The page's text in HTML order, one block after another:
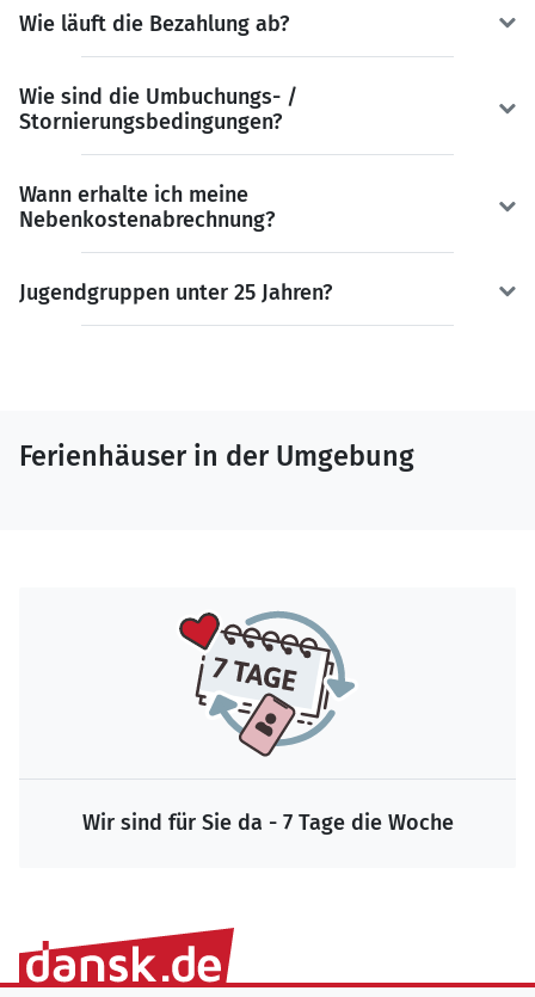
Wie läuft die Bezahlung ab?
Wie sind die Umbuchungs- /
Stornierungsbedingungen?
Wann erhalte ich meine
Nebenkostenabrechnung?
Jugendgruppen unter 25 Jahren?
Ferienhäuser in der Umgebung
Wir sind für Sie da - 7 Tage die Woche